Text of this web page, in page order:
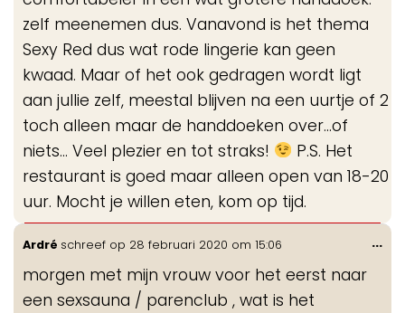
zelf meenemen dus. Vanavond is het thema
Sexy Red dus wat rode lingerie kan geen
kwaad. Maar of het ook gedragen wordt ligt
aan jullie zelf, meestal blijven na een uurtje of 2
toch alleen maar de handdoeken over...of
niets... Veel plezier en tot straks!
P.S. Het
restaurant is goed maar alleen open van 18-20
uur. Mocht je willen eten, kom op tijd.
Ardré schreef op 28 februari 2020 om 15:06
morgen met mijn vrouw voor het eerst naar
een sexsauna / parenclub , wat is het
...